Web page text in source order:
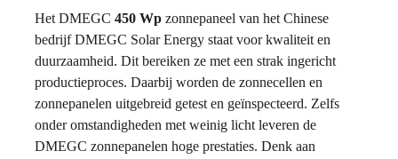
Het DMEGC 450 Wp zonnepaneel van het Chinese
bedrijf DMEGC Solar Energy staat voor kwaliteit en
duurzaamheid. Dit bereiken ze met een strak ingericht
productieproces. Daarbij worden de zonnecellen en
zonnepanelen uitgebreid getest en geïnspecteerd. Zelfs
onder omstandigheden met weinig licht leveren de
DMEGC zonnepanelen hoge prestaties. Denk aan